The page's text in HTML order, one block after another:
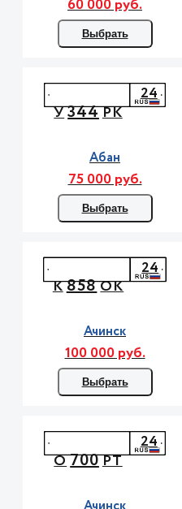
60 000 руб.
Выбрать
У344РК
24
Абан
75 000 руб.
Выбрать
К858ОК
24
Ачинск
100 000 руб.
Выбрать
О700РТ
24